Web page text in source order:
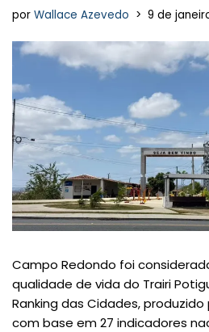
por Wallace Azevedo 9 de
Campo Redondo foi
qualidade de vida do Trairi
Ranking das Cidades,
com base em 27 indicadores